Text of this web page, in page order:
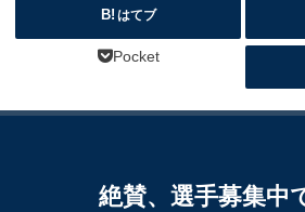
はてブ
Pocket
絶賛、選手募集中